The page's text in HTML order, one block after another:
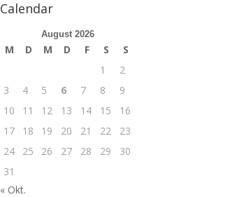
Calendar
August 2026
M D M D F S
S
1
2
3
4 5 6 7 8
9
10
11 12 13 14 15
16
17
18 19 20 21 22
23
24
25 26 27 28 29
30
31
« Okt.